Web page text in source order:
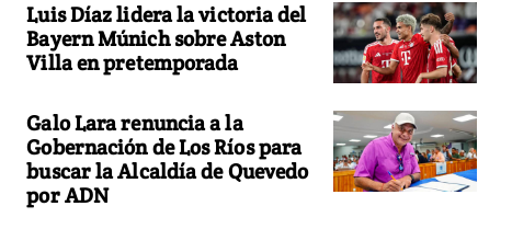
Luis Díaz lidera la victoria del
Bayern Múnich sobre Aston
Villa en pretemporada
Galo Lara renuncia a la
Gobernación de Los Ríos para
buscar la Alcaldía de Quevedo
por ADN